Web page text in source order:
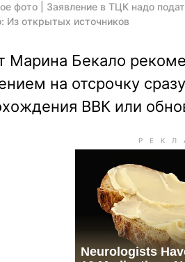
фото | Заявление в ТЦК надо
Из открытых источников
Марина Бекало
на отсрочку
ВВК или